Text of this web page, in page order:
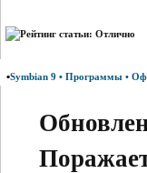
•Symbian 9 • Программы •